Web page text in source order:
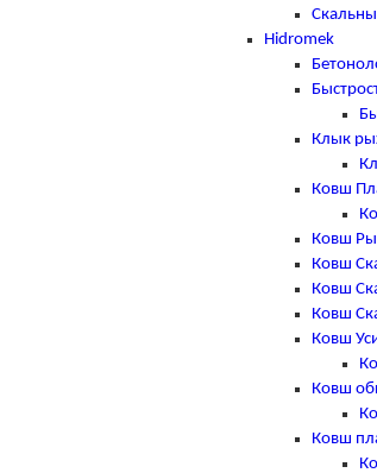
Hidromek
Клык
Ковш
Ковш
Ковш
Ковш
Ковш
Ковш
Ковш
Ковш